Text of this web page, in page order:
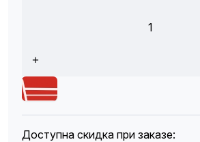
1
Доступна скидка при заказе: